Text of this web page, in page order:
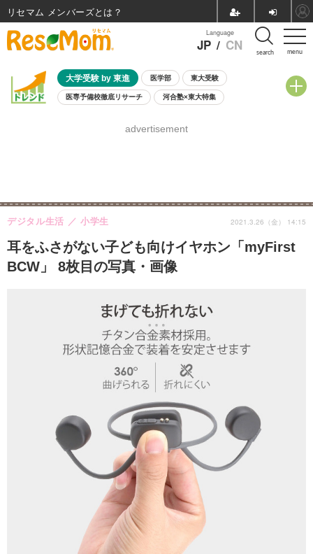
menu
Language
JP / CN search
大学受験 by 東進 医学部 東大受験
医専予備校徹底リサーチ 河合塾×東大特集
8月開催学校説明会・相談会
advertisement
耳をふさがない子ども向けイヤホン「myFirst
BCW」 8枚目の写真・画像
デジタル生活 小学生 2021.3.26（金） 14:15
リセマム メンバーズ